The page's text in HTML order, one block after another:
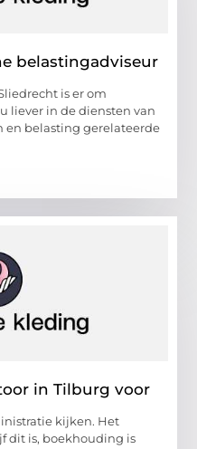
belastingadviseur
is er om
liever in de diensten van
en belasting gerelateerde
in Tilburg voor
kijken. Het
dit is, boekhouding is